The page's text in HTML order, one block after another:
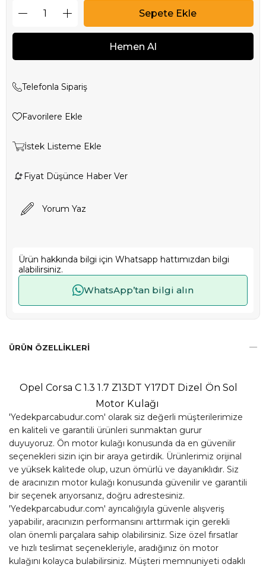
Telefonla Sipariş
Favorilere Ekle
İstek Listeme Ekle
Fiyat Düşünce Haber Ver
Yorum Yaz
Ürün hakkında bilgi için Whatsapp hattımızdan bilgi
alabilirsiniz.
WhatsApp’tan bilgi alın
ÜRÜN ÖZELLIKLERI
Opel Corsa C 1.3 1.7 Z13DT Y17DT Dizel Ön Sol
Motor Kulağı
'Yedekparcabudur.com' olarak siz değerli müşterilerimize
en kaliteli ve garantili ürünleri sunmaktan gurur
duyuyoruz. Ön motor kulağı konusunda da en güvenilir
seçenekleri sizin için bir araya getirdik. Ürünlerimiz orijinal
ve yüksek kalitede olup, uzun ömürlü ve dayanıklıdır. Siz
de aracınızın motor kulağı konusunda güvenilir ve garantili
bir seçenek arıyorsanız, doğru adrestesiniz.
'Yedekparcabudur.com' ayrıcalığıyla güvenle alışveriş
yapabilir, aracınızın performansını arttırmak için gerekli
olan önemli parçalara sahip olabilirsiniz. Size özel fırsatlar
ve hızlı teslimat seçenekleriyle, aradığınız ön motor
kulağını kolayca bulabilirsiniz. Müşteri memnuniyeti odaklı